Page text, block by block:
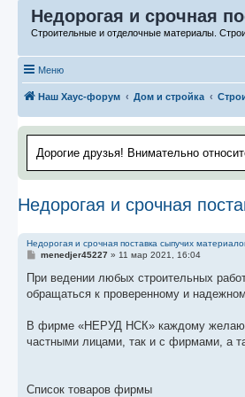
Недорогая и срочная
Строительные и отделочные материалы.
Меню
Наш Хаус-форум Дом и стройка
Дорогие друзья! Внимательно
Недорогая и срочная
Недорогая и срочная поставка сыпучих
С
о
щ
и
е
menedjer45227» 11 мар 2021, 16:04
При ведении любых строительных
обращаться к проверенному и
В фирме «НЕРУД НСК» каждому
частными лицами, так и с фирмами, а
Список товаров фирмы